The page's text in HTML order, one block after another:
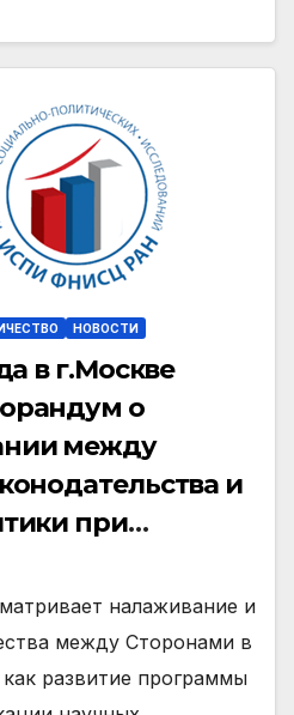
НОВОСТИ
в г.Москве
о
между
и
при
налаживание и
между Сторонами в
развитие программы